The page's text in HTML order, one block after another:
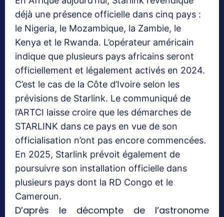
déjà une présence officielle dans cinq pays :
le Nigeria, le Mozambique, la Zambie, le
Kenya et le Rwanda. L’opérateur américain
indique que plusieurs pays africains seront
officiellement et légalement activés en 2024.
C’est le cas de la Côte d’Ivoire selon les
prévisions de Starlink. Le communiqué de
l’ARTCI laisse croire que les démarches de
STARLINK dans ce pays en vue de son
officialisation n’ont pas encore commencées.
En 2025, Starlink prévoit également de
poursuivre son installation officielle dans
plusieurs pays dont la RD Congo et le
Cameroun.
D’après le décompte de l’astronome